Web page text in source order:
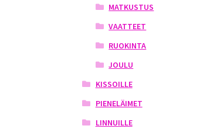
MATKUSTUS
VAATTEET
RUOKINTA
JOULU
KISSOILLE
PIENELÄIMET
LINNUILLE